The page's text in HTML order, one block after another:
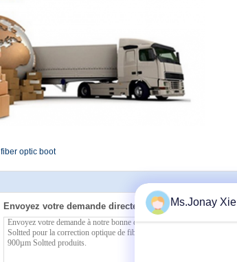
fiber optic boot
Envoyez votre demande directement à nousMs.Jonay Xie